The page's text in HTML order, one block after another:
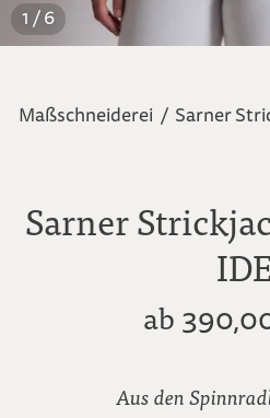
1 / 6
Maßschneiderei / Sarner
Sarner
IDE
ab
Aus den